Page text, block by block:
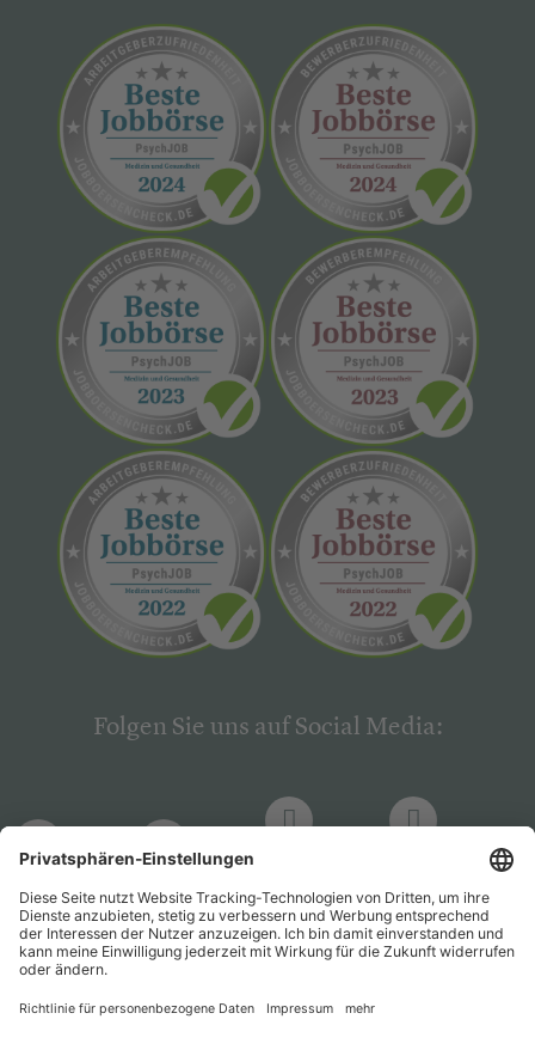
Folgen Sie uns auf Social Media:
PsychJOB PsychJOB
Hogrefe
Verlag
Hogrefe
Verlag